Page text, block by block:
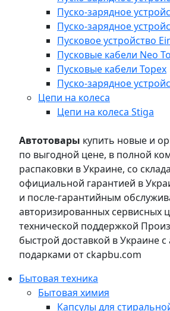
Пуско-зарядное
Пуско-зарядное
Пусковое устройство
Пусковые кабели Neo
Пусковые кабели Topex
Пуско-зарядное
Цепи на колеса
Цепи на колеса Stiga
Автотовары купить новые и
по выгодной цене, в полной
распаковки в Украине, со
официальной гарантией в
и после-гарантийным
авторизированных сервисных
технической поддержкой
быстрой доставкой в Украине
подарками от ckapbu.com
Бытовая техника
Бытовая химия
Капсулы для